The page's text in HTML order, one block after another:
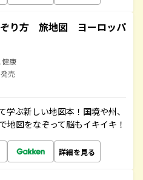
ぞり方 旅地図 ヨーロッパ
健康
売
ぶ新しい地図本！国境や州、
地図をなぞって脳もイキイキ！
詳細を見る